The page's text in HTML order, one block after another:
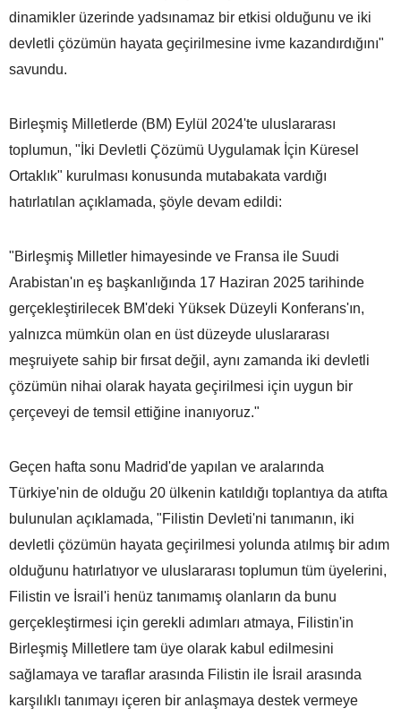
dinamikler üzerinde yadsınamaz bir etkisi olduğunu ve iki
devletli çözümün hayata geçirilmesine ivme kazandırdığını"
savundu.
Birleşmiş Milletlerde (BM) Eylül 2024'te uluslararası
toplumun, "İki Devletli Çözümü Uygulamak İçin Küresel
Ortaklık" kurulması konusunda mutabakata vardığı
hatırlatılan açıklamada, şöyle devam edildi:
"Birleşmiş Milletler himayesinde ve Fransa ile Suudi
Arabistan'ın eş başkanlığında 17 Haziran 2025 tarihinde
gerçekleştirilecek BM'deki Yüksek Düzeyli Konferans'ın,
yalnızca mümkün olan en üst düzeyde uluslararası
meşruiyete sahip bir fırsat değil, aynı zamanda iki devletli
çözümün nihai olarak hayata geçirilmesi için uygun bir
çerçeveyi de temsil ettiğine inanıyoruz."
Geçen hafta sonu Madrid'de yapılan ve aralarında
Türkiye'nin de olduğu 20 ülkenin katıldığı toplantıya da atıfta
bulunulan açıklamada, "Filistin Devleti'ni tanımanın, iki
devletli çözümün hayata geçirilmesi yolunda atılmış bir adım
olduğunu hatırlatıyor ve uluslararası toplumun tüm üyelerini,
Filistin ve İsrail'i henüz tanımamış olanların da bunu
gerçekleştirmesi için gerekli adımları atmaya, Filistin'in
Birleşmiş Milletlere tam üye olarak kabul edilmesini
sağlamaya ve taraflar arasında Filistin ile İsrail arasında
karşılıklı tanımayı içeren bir anlaşmaya destek vermeye